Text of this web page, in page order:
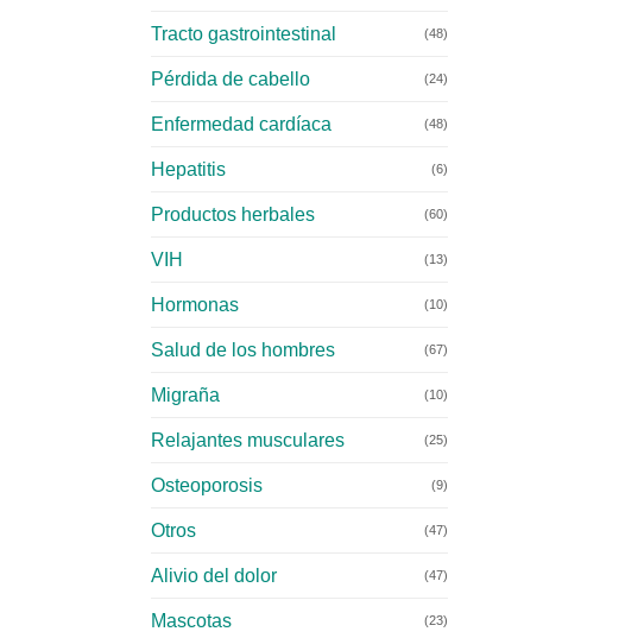
Tracto gastrointestinal (48)
Pérdida de cabello (24)
Enfermedad cardíaca (48)
Hepatitis (6)
Productos herbales (60)
VIH (13)
Hormonas (10)
Salud de los hombres (67)
Migraña (10)
Relajantes musculares (25)
Osteoporosis (9)
Otros (47)
Alivio del dolor (47)
Mascotas (23)